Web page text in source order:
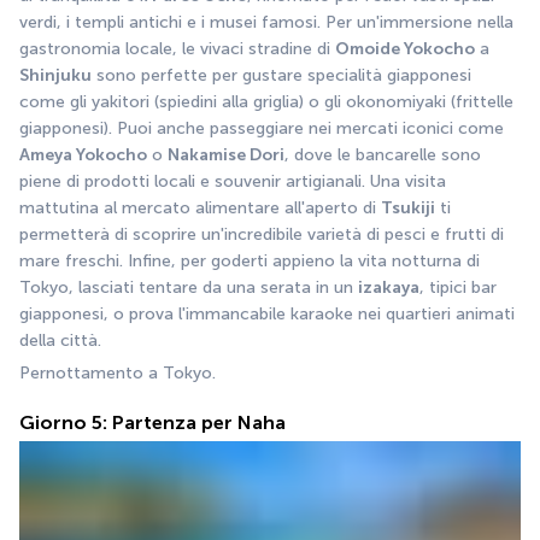
verdi, i templi antichi e i musei famosi. Per un'immersione nella
gastronomia locale, le vivaci stradine di Omoide Yokocho
Shinjuku sono perfette per gustare specialità giapponesi
come gli yakitori (spiedini alla griglia) o gli okonomiyaki (frittelle
Ameya Yokocho o Nakamise Dori, dove le bancarelle sono
piene di prodotti locali e souvenir artigianali. Una visita
mattutina al mercato alimentare all'aperto di Tsukiji ti
permetterà di scoprire un'incredibile varietà di pesci e frutti di
mare freschi. Infine, per goderti appieno la vita notturna di
Tokyo, lasciati tentare da una serata in un izakaya, tipici bar
giapponesi, o prova l'immancabile karaoke nei quartieri animati
della città.
Pernottamento a Tokyo.
Giorno 5: Partenza per Naha